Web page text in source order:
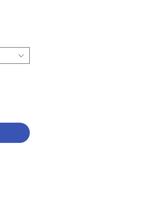
人的聖
的愛情
報救主
主的母
修士和
派來的
信心作
出眾多
聖召作